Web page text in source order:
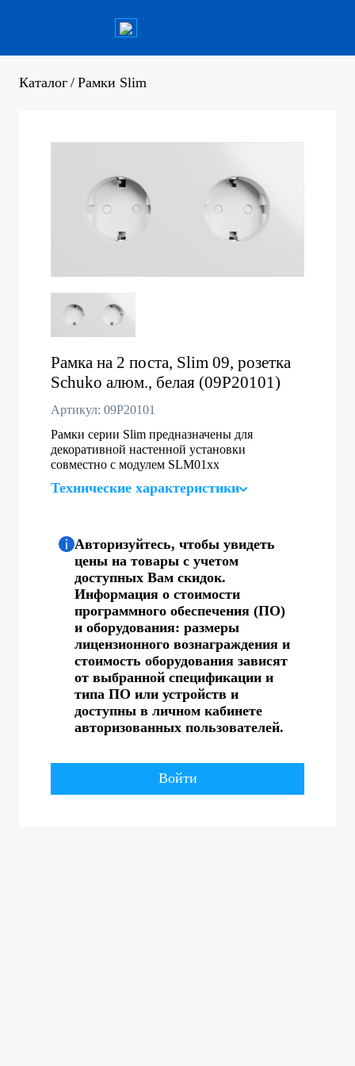
Каталог / Рамки Slim
Рамка на 2 поста, Slim 09, розетка
Schuko алюм., белая (09P20101)
Артикул: 09P20101
Рамки серии Slim предназначены для
декоративной настенной установки
совместно с модулем SLM01хх
Технические характеристики
Авторизуйтесь, чтобы увидеть
цены на товары с учетом
доступных Вам скидок.
Информация о стоимости
программного обеспечения (ПО)
и оборудования: размеры
лицензионного вознаграждения и
стоимость оборудования зависят
от выбранной спецификации и
типа ПО или устройств и
доступны в личном кабинете
авторизованных пользователей.
Войти